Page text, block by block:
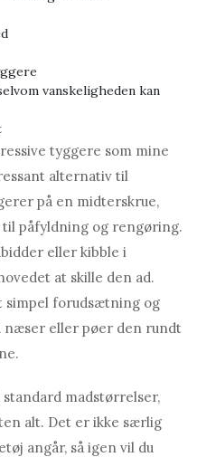
vanskeligheden kan
tyggere som mine
alternativ til
på en midterskrue,
påfyldning og rengøring.
eller kibble i
at skille den ad.
simpel forudsætning og
næser eller pøer den rundt
madstørrelser,
alt. Det er ikke særlig
angår, så igen vil du